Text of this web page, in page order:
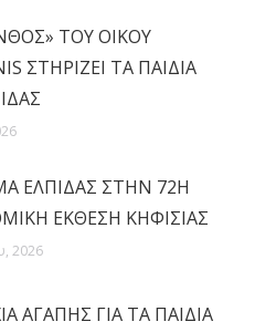
ΤΟΥ ΟΙΚΟΥ
ΣΤΗΡΙΖΕΙ ΤΑ ΠΑΙΔΙΑ
ΕΛΠΙΔΑΣ ΣΤΗΝ 72Η
ΕΚΘΕΣΗ ΚΗΦΙΣΙΑΣ
2026
ΑΓΑΠΗΣ ΓΙΑ ΤΑ ΠΑΙΔΙΑ